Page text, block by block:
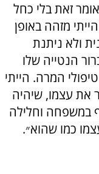
זאת בלי כחל
מזהה באופן
ולא ניתנת
הנטייה שלו
המרה. הייתי
את עצמו, שיהיה
במשפחה וחלילה
כמו שהוא״.